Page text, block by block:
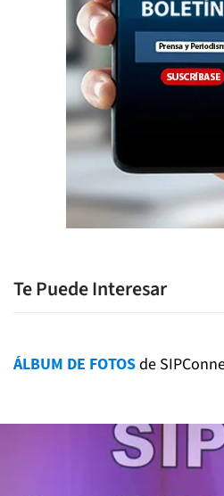
Te Puede Interesar
ÁLBUM DE FOTOSde